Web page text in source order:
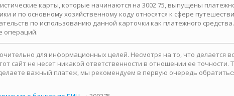
карты, которые начинаются на 3002 75, выпущены
и по основному хозяйственному коду относятся к сфере
по использованию данной карточки как платежного
операций.
для информационных целей. Несмотря на то, что
сайт не несет никакой ответственности в отношении ее
важный платеж, мы рекомендуем в первую очередь